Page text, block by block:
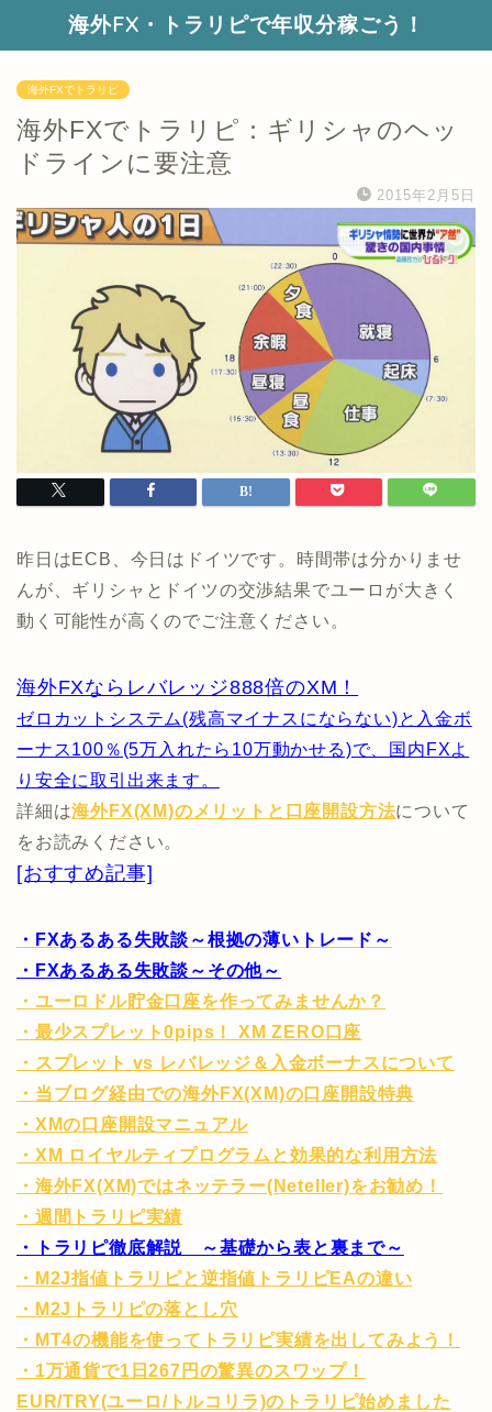
海外FX・トラリピで年収分稼ごう！
海外FXでトラリピ
海外FXでトラリピ：ギリシャのヘッ
ドラインに要注意
2015年2月5日
昨日はECB、今日はドイツです。時間帯は分かりませ
んが、ギリシャとドイツの交渉結果でユーロが大きく
動く可能性が高くのでご注意ください。
海外FXならレバレッジ888倍のXM！
ゼロカットシステム(残高マイナスにならない)と入金ボ
ーナス100％(5万入れたら10万動かせる)で、国内FXよ
り安全に取引出来ます。
詳細は海外FX(XM)のメリットと口座開設方法について
をお読みください。
[おすすめ記事]
・FXあるある失敗談～根拠の薄いトレード～
・FXあるある失敗談～その他～
・ユーロドル貯金口座を作ってみませんか？
・最少スプレット0pips！ XM ZERO口座
・スプレット vs レバレッジ＆入金ボーナスについて
・当ブログ経由での海外FX(XM)の口座開設特典
・XMの口座開設マニュアル
・XM ロイヤルティプログラムと効果的な利用方法
・海外FX(XM)ではネッテラー(Neteller)をお勧め！
・週間トラリピ実績
・トラリピ徹底解説 ～基礎から表と裏まで～
・M2J指値トラリピと逆指値トラリピEAの違い
・M2Jトラリピの落とし穴
・MT4の機能を使ってトラリピ実績を出してみよう！
・1万通貨で1日267円の驚異のスワップ！
EUR/TRY(ユーロ/トルコリラ)のトラリピ始めました